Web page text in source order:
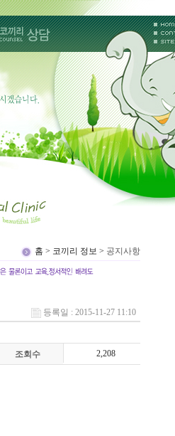
홈 > 코끼리 정보 > 공지사항
등록일 : 2015-11-27 11:10
2,208
조회수